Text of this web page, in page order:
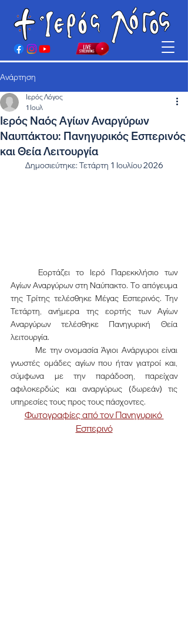
Ανάρτηση
Ιερός Ναός Αγίων Αναργύρων
Ναυπάκτου: Πανηγυρικός Εσπερινός
και Θεία Λειτουργία
Ιερός Λόγος
1 Ιουλ
Δημοσιεύτηκε: Τετάρτη 1 Ιουλίου 2026
Αγίων Αναργύρων στη Ναύπακτο. Το απόγευμα
της Τρίτης τελέσθηκε Μέγας Εσπερινός. Την
Τετάρτη, ανήμερα της εορτής των Αγίων
Αναργύρων τελέσθηκε Πανηγυρική Θεία
λειτουργία.
Με την ονομασία Άγιοι Ανάργυροι είναι
γνωστές ομάδες αγίων που ήταν γιατροί και,
σύμφωνα με την παράδοση, παρείχαν
αφιλοκερδώς και αναργύρως (δωρεάν) τις
υπηρεσίες τους προς τους πάσχοντες.
Φωτογραφίες από τον Πανηγυρικό
Εσπερινό